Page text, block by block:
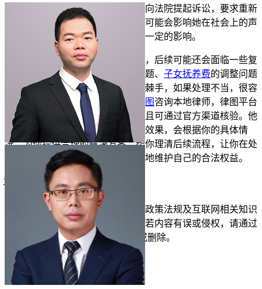
为，男方发现后可以在一定期限内向法院提起诉讼，要求重新
分割财产。而且，女方的出轨行为可能会影响她在社会上的声
誉和形象，对她的工作和生活产生一定的影响。
经历两次因出轨导致的离婚后，后续可能还会面临一些复
杂的问题，比如财产分割的执行问题、 子女抚养费的调整问题
等。这些问题处理起来可能会比较棘手，如果处理不当，很容
易引发新的矛盾。这时候不妨到
律图 咨询本地律师，律图平台
上的律师都具备专业的执业资质，且可通过官方渠道核验。他
们不会做
承诺，也不夸大维权效果，会根据你的具体情
况，为你提供合理的解决方案，帮你理清后续流程，让你在处
理这些法律问题时更加从容，更好地维护自己的合法权益。
立即免费测试仅需1分钟
投诉/举报
免责声明：以上内容由律图网结合政策法规及互联网相关知识
整合，不代表平台的观点和立场。若内容有误或侵权，请通过
右侧【投诉/举报】联系我们更正或删除。
展开